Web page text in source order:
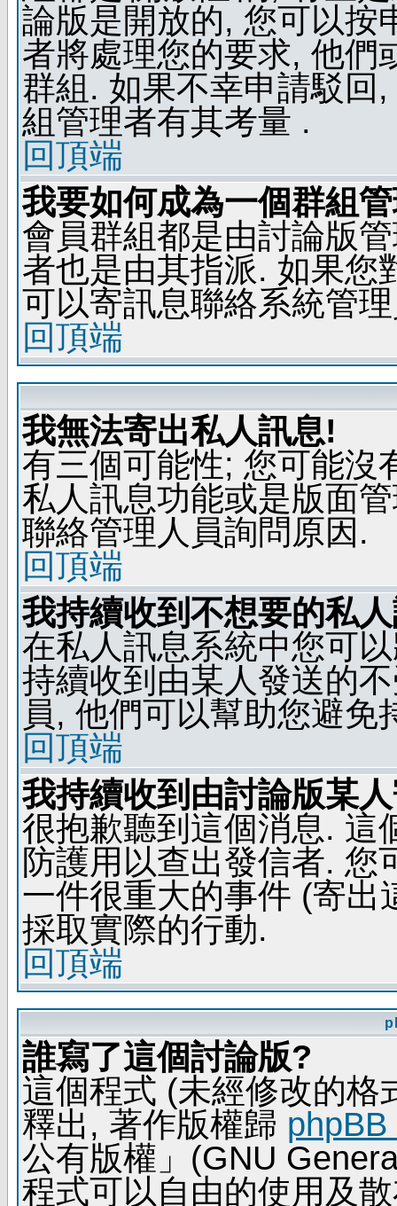
論版是開放的, 您可以按
者將處理您的要求, 他們
群組. 如果不幸申請駁回
組管理者有其考量 .
回頂端
我要如何成為一個群組
會員群組都是由討論版
者也是由其指派. 如果您
可以寄訊息聯絡系統管
回頂端
我無法寄出私人訊息!
有三個可能性; 您可能沒
私人訊息功能或是版面
聯絡管理人員詢問原因.
回頂端
我持續收到不想要的私
在私人訊息系統中您可
持續收到由某人發送的
員, 他們可以幫助您避免
回頂端
我持續收到由討論版某
很抱歉聽到這個消息. 這
防護用以查出發信者. 您
一件很重大的事件 (寄出
採取實際的行動.
回頂端
誰寫了這個討論版?
這個程式 (未經修改的格
釋出, 著作版權歸
公有版權」(GNU
程式可以自由的使用及